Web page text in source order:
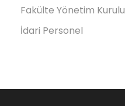
Fakülte Yönetim Kurulu
İdari Personel